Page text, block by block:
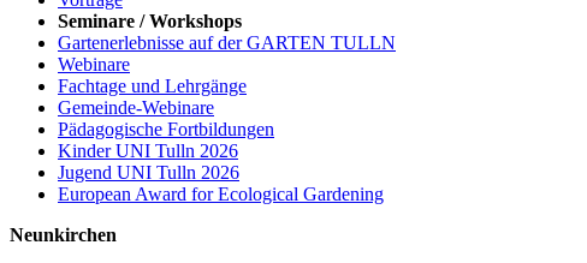
Seminare / Workshops
Gartenerlebnisse auf der GARTEN TULLN
Webinare
Fachtage und Lehrgänge
Gemeinde-Webinare
Pädagogische Fortbildungen
Kinder UNI Tulln 2026
Jugend UNI Tulln 2026
European Award for Ecological Gardening
Neunkirchen